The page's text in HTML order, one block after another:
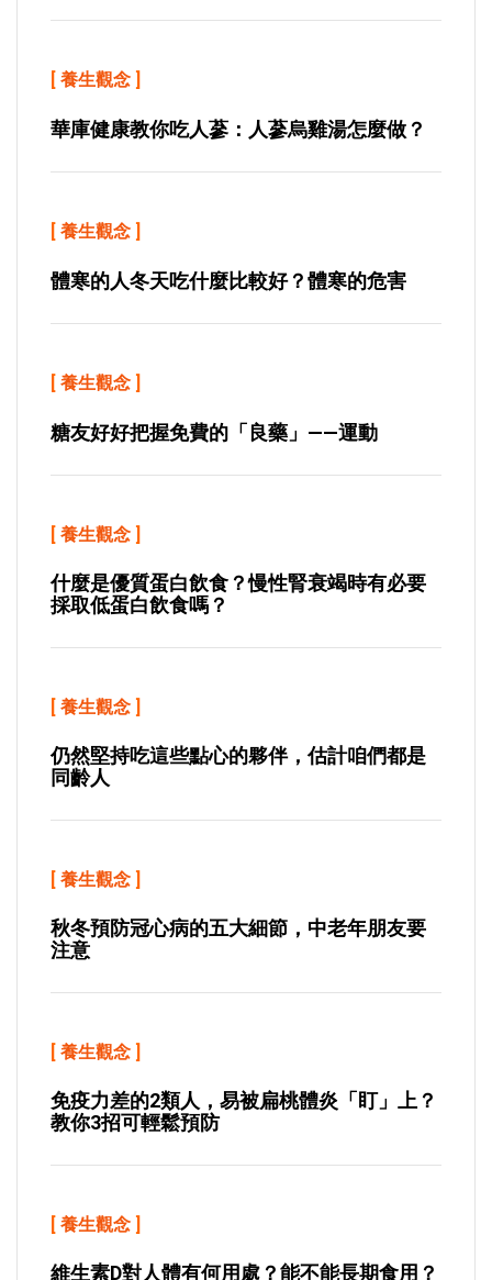
[ 養生觀念 ]
華庫健康教你吃人蔘：人蔘烏雞湯怎麼做？
[ 養生觀念 ]
體寒的人冬天吃什麼比較好？體寒的危害
[ 養生觀念 ]
糖友好好把握免費的「良藥」——運動
[ 養生觀念 ]
什麼是優質蛋白飲食？慢性腎衰竭時有必要
採取低蛋白飲食嗎？
[ 養生觀念 ]
仍然堅持吃這些點心的夥伴，估計咱們都是
同齡人
[ 養生觀念 ]
秋冬預防冠心病的五大細節，中老年朋友要
注意
[ 養生觀念 ]
免疫力差的2類人，易被扁桃體炎「盯」上？
教你3招可輕鬆預防
[ 養生觀念 ]
維生素D對人體有何用處？能不能長期食用？